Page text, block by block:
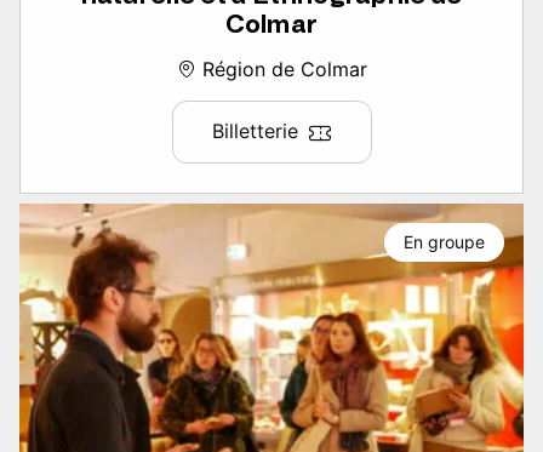
Colmar
Région de Colmar
Billetterie
En groupe